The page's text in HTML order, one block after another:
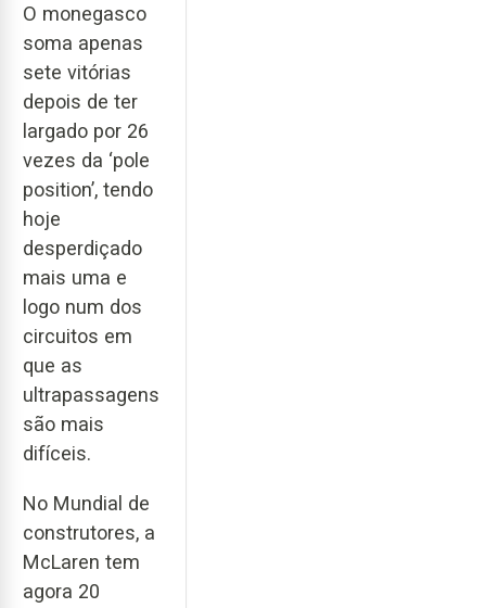
O monegasco
soma apenas
sete vitórias
depois de ter
largado por 26
vezes da ‘pole
position’, tendo
hoje
desperdiçado
mais uma e
logo num dos
circuitos em
que as
ultrapassagens
são mais
difíceis.
No Mundial de
construtores, a
McLaren tem
agora 20